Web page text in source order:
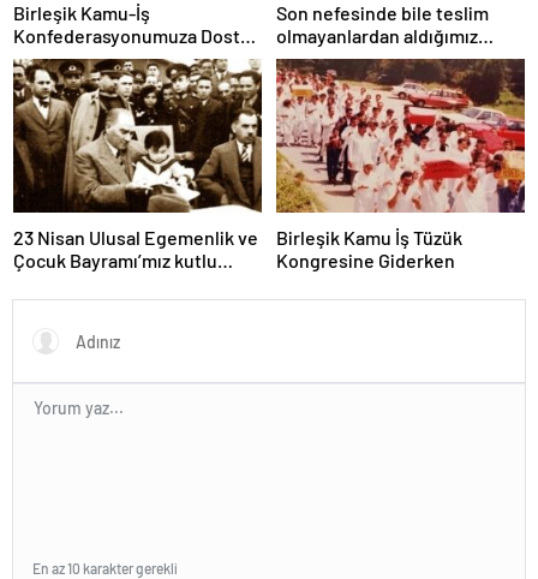
Birleşik Kamu-İş
Konfederasyonumuza Dostça
Uyarı ve Önerimizdir:
Son nefesinde bile teslim
olmayanlardan aldığımız
bayrağı “Tam Bağımsız
Türkiye” mücadelemizde
dalgalandırıyoruz.
23 Nisan Ulusal Egemenlik ve
Çocuk Bayramı’mız kutlu
Birleşik Kamu İş Tüzük
Kongresine Giderken
En az 10 karakter gerekli